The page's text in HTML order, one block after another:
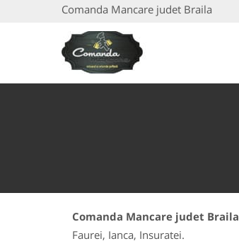
Comanda Mancare judet Braila
Comanda Mancare judet Braila
Faurei, Ianca, Insuratei.